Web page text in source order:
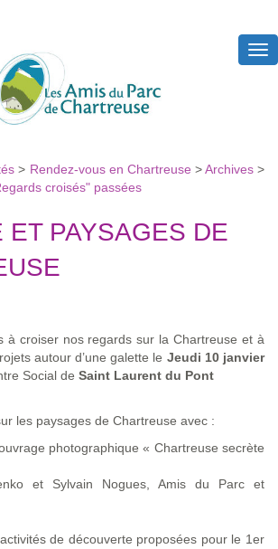
> Rendez-vous en Chartreuse >Archives>
croisés" passées
ET PAYSAGES DE
à croiser nos regards sur la Chartreuse et à
autour d’une galette le Jeudi 10 janvier
Social de Saint Laurent du Pont
les paysages de Chartreuse avec :
photographique « Chartreuse secrète
et Sylvain Nogues, Amis du Parc et
de découverte proposées pour le 1er